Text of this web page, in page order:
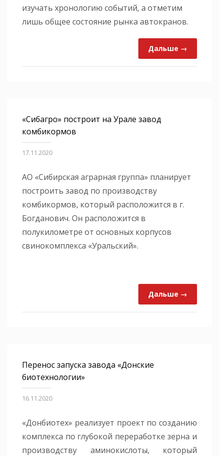
изучать хронологию событий, а отметим
лишь общее состояние рынка автокранов.
Дальше →
«Сибагро» построит на Урале завод
комбикормов
17.11.2020
АО «Сибирская аграрная группа» планирует
построить завод по производству
комбикормов, который расположится в г.
Богданович. Он расположится в
полукилометре от основных корпусов
свинокомплекса «Уральский».
Дальше →
Перенос запуска завода «Донские
биотехнологии»
16.11.2020
«Донбиотех» реализует проект по созданию
комплекса по глубокой переработке зерна и
производству аминокислоты, который